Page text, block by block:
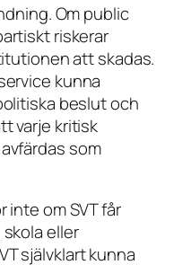
Om public
riskerar
att skadas.
kunna
beslut och
varje kritisk
som
inte om SVT får
eller
självklart kunna